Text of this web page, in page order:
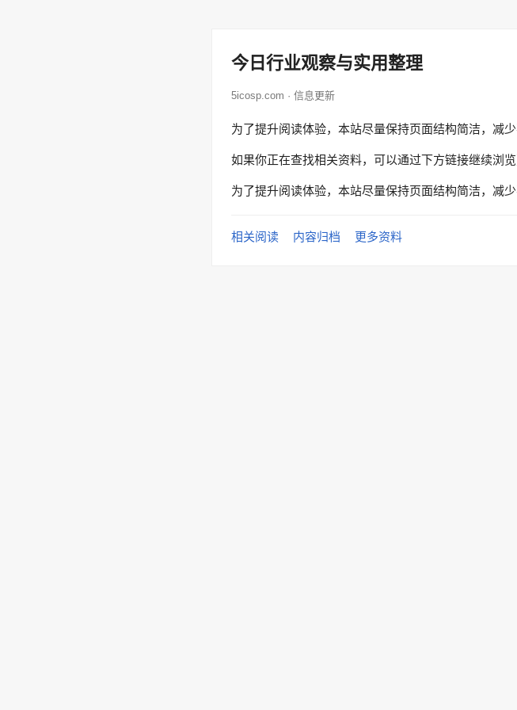
今日行业观察与实用整理
5icosp.com · 信息更新
为了提升阅读体验，本站尽量保持页面结构简洁，减
如果你正在查找相关资料，可以通过下方链接继续浏览
为了提升阅读体验，本站尽量保持页面结构简洁，减
相关阅读 内容归档 更多资料